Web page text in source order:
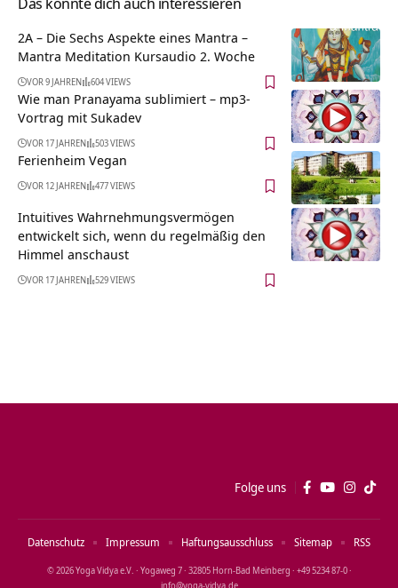
2A – Die Sechs Aspekte eines Mantra –
Mantra Meditation Kursaudio 2. Woche
VOR 9 JAHREN 604 VIEWS
Wie man Pranayama sublimiert – mp3-
Vortrag mit Sukadev
VOR 17 JAHREN 503 VIEWS
Ferienheim Vegan
VOR 12 JAHREN 477 VIEWS
Intuitives Wahrnehmungsvermögen
entwickelt sich, wenn du regelmäßig den
Himmel anschaust
VOR 17 JAHREN 529 VIEWS
Folge uns
© 2026 Yoga Vidya e.V. · Yogaweg 7 · 32805 Horn‑Bad Meinberg · +49 5234 87‑0 ·
info@yoga‑vidya.de
Datenschutz Impressum Haftungsausschluss Sitemap RSS